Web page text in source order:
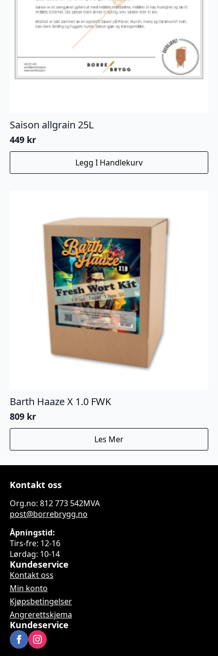
Saison allgrain 25L
449 kr
Legg I Handlekurv
Barth Haaze X 1.0 FWK
809 kr
Les Mer
Kontakt oss
Org.no: 812 773 542MVA
post@borrebrygg.no
Åpningstid:
Tirs-fre: 12-16
Lørdag: 10-14
Kundeservice
Kontakt oss
Min konto
Kjøpsbetingelser
Angrerettskjema
Kundeservice